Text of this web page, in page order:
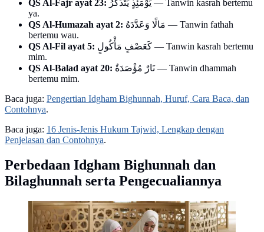
QS Al-Fajr ayat 23:
ya.
QS Al-Humazah ayat 2:
bertemu wau.
QS Al-Fil ayat 5:
mim.
QS Al-Balad ayat 20:
bertemu mim.
Baca juga: Pengertian Idgham Bighunnah, Huruf, Cara Baca, dan
Contohnya.
Baca juga: 16 Jenis-Jenis Hukum Tajwid, Lengkap dengan
Penjelasan dan Contohnya.
Perbedaan Idgham Bighunnah dan
Bilaghunnah serta Pengecualiannya